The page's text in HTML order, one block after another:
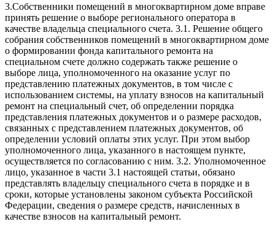
3.Собственники помещений в многоквартирном доме вправе
принять решение о выборе регионального оператора в
качестве владельца специального счета. 3.1. Решение общего
собрания собственников помещений в многоквартирном доме
о формировании фонда капитального ремонта на
специальном счете должно содержать также решение о
выборе лица, уполномоченного на оказание услуг по
представлению платежных документов, в том числе с
использованием системы, на уплату взносов на капитальный
ремонт на специальный счет, об определении порядка
представления платежных документов и о размере расходов,
связанных с представлением платежных документов, об
определении условий оплаты этих услуг. При этом выбор
уполномоченного лица, указанного в настоящем пункте,
осуществляется по согласованию с ним. 3.2. Уполномоченное
лицо, указанное в части 3.1 настоящей статьи, обязано
представлять владельцу специального счета в порядке и в
сроки, которые установлены законом субъекта Российской
Федерации, сведения о размере средств, начисленных в
качестве взносов на капитальный ремонт.